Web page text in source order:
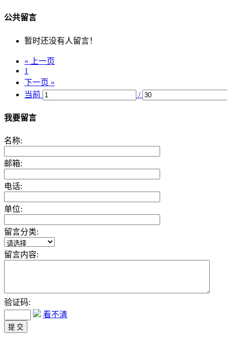
公共留言
暂时还没有人留言！
« 上一页
1
下一页 »
当前
/
我要留言
名称:
邮箱:
电话:
单位:
留言分类:
留言内容:
验证码:
看不清